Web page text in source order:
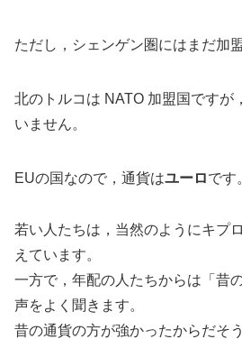
ただし，シェンゲン圏にはまだ加
北のトルコは NATO 加盟国ですが
いません。
EUの国なので，通貨はユーロです
若い人たちは，当然のようにキプ
えています。
一方で，年配の人たちからは「昔
声をよく聞きます。
昔の通貨の方が強かったからだそう